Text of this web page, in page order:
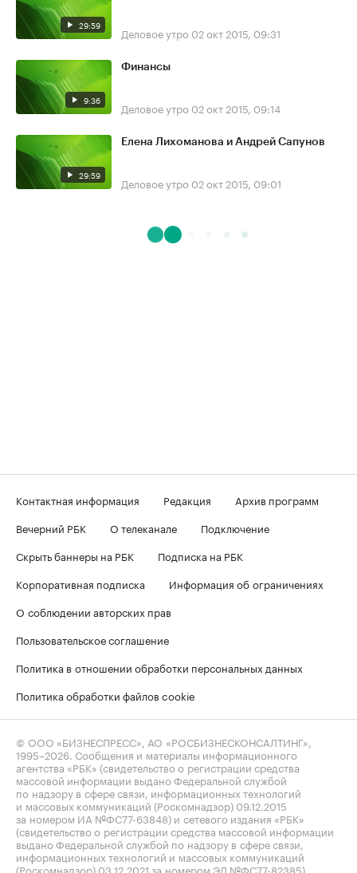
29:59 Деловое утро 02 окт 2015, 09:31
9:36
Финансы
Деловое утро 02 окт 2015, 09:14
29:59
Елена Лихоманова и Андрей Сапунов
Деловое утро 02 окт 2015, 09:01
Контактная информация Редакция
Архив программ
Вечерний РБК
О телеканале
Подключение
Скрыть баннеры на РБК
Подписка на РБК
Корпоративная подписка
Информация об ограничениях
О соблюдении авторских прав
Пользовательское соглашение
Политика в отношении обработки персональных данных
Политика обработки файлов cookie
© ООО «БИЗНЕСПРЕСС», АО «РОСБИЗНЕСКОНСАЛТИНГ»,
1995–2026 . Сообщения и материалы информационного
агентства «РБК» (свидетельство о регистрации средства
массовой информации выдано Федеральной службой
по надзору в сфере связи, информационных технологий
и массовых коммуникаций (Роскомнадзор) 09.12.2015
за номером ИА №ФС77-63848) и сетевого издания «РБК»
(свидетельство о регистрации средства массовой информации
выдано Федеральной службой по надзору в сфере связи,
информационных технологий и массовых коммуникаций
(Роскомнадзор) 03.12.2021 за номером ЭЛ №ФС77-82385)